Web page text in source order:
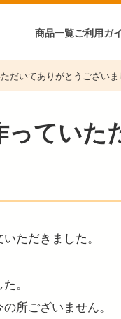
商品一覧ご利用ガ
だいてありがとうございま
てい
ただきました。
。
所ございません。